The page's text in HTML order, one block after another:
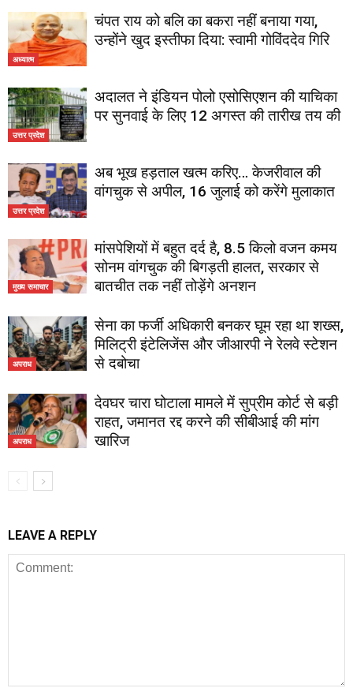
अध्यात्म
चंपत राय को बलि का बकरा नहीं बनाया गया,
उन्होंने खुद इस्तीफा दिया: स्वामी गोविंददेव गिरि
उत्तर प्रदेश
अदालत ने इंडियन पोलो एसोसिएशन की याचिका
पर सुनवाई के लिए 12 अगस्त की तारीख तय की
उत्तर प्रदेश
अब भूख हड़ताल खत्म करिए… केजरीवाल की
वांगचुक से अपील, 16 जुलाई को करेंगे मुलाकात
मुख्य समाचार
मांसपेशियों में बहुत दर्द है, 8.5 किलो वजन कमय
सोनम वांगचुक की बिगड़ती हालत, सरकार से
बातचीत तक नहीं तोड़ेंगे अनशन
अपराध
सेना का फर्जी अधिकारी बनकर घूम रहा था शख्स,
मिलिट्री इंटेलिजेंस और जीआरपी ने रेलवे स्टेशन
से दबोचा
अपराध
देवघर चारा घोटाला मामले में सुप्रीम कोर्ट से बड़ी
राहत, जमानत रद्द करने की सीबीआई की मांग
खारिज
LEAVE A REPLY